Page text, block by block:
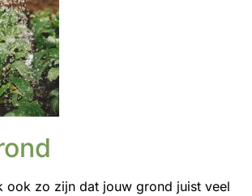
ook zo zijn dat jouw grond juist veel